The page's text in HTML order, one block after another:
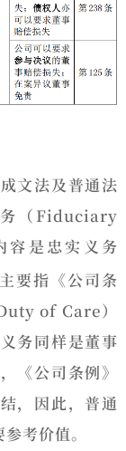
文法及普通法
务（Fiduciary
容是忠实义务
要指《公司条
of Care）
务同样是董事
《公司条例》
，因此，普通
考价值。